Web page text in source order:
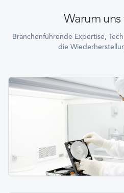
Warum uns
Branchenführende Expertise,
die